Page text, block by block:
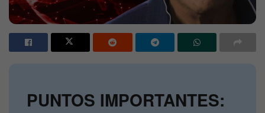
PUNTOS IMPORTANTES: